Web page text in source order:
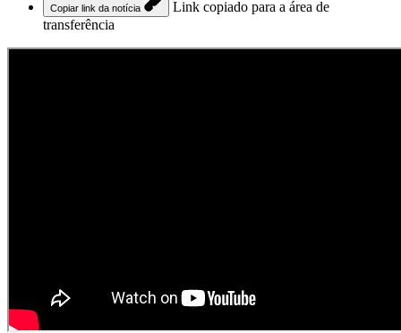
Copiar link da notícia
Link copiado para a área de
transferência